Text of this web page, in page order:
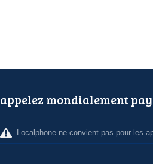
appelez mondialement
Localphone ne convient pas pour les